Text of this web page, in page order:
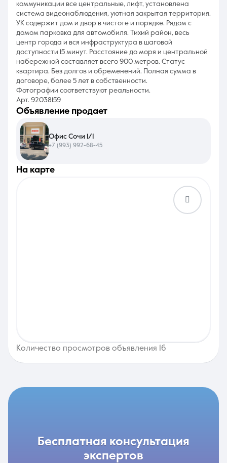
коммуникации все центральные, лифт, установлена
система видеонаблюдения, уютная закрытая территория.
УК содержит дом и двор в чистоте и порядке. Рядом с
домом парковка для автомобиля. Тихий район, весь
центр города и вся инфраструктура в шаговой
доступности 15 минут. Расстояние до моря и центральной
набережной составляет всего 900 метров. Статус
квартира. Без долгов и обременений. Полная сумма в
договоре, более 5 лет в собственности.
Фотографии соответствуют реальности.
Арт. 92038159
на карте
Количество просмотров объявления 16
объявление продает
Офис Сочи 1/1
+7 (993) 992-68-45
бесплатная консультация
экспертов